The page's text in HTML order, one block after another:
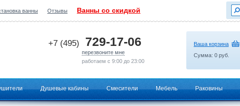
ванны Отзывы Ванны со скидкой
+7 (495) 729-17-06
перезвоните мне
работаем с 9:00 до 23:00
Ваша корзина
Сумма: 0 руб.
Душевые кабины Смесители Мебель Раковины